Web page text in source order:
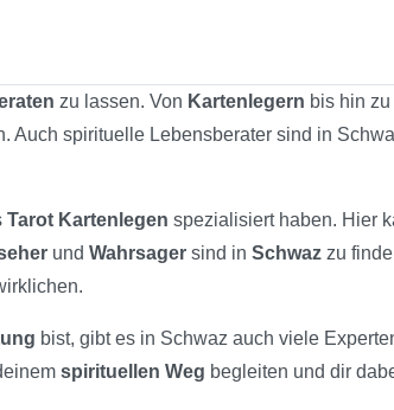
zu lassen. Von Kartenlegern bis hin zu
spirituelle Lebensberater sind in
Tarot Kartenlegen spezialisiert haben. Hier
und Wahrsager sind in Schwaz zu
bist, gibt es in Schwaz auch viele
spirituellen Weg begleiten und dir